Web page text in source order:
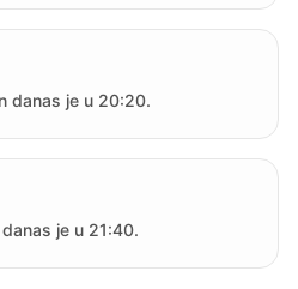
danas je u 20:20.
je u 21:40.